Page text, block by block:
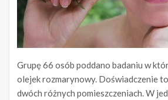
Grupę 66 osób poddano badaniu w
olejek rozmarynowy. Doświadczenie
dwóch różnych pomieszczeniach. W